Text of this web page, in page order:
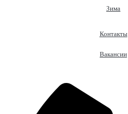
Зима
Контакты
Вакансии